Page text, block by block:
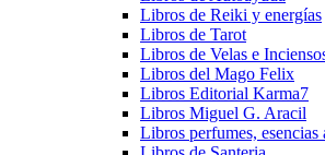
Libros de Reiki y energías
Libros de Tarot
Libros de Velas e
Libros del Mago Felix
Libros Editorial Karma7
Libros Miguel G. Aracil
Libros perfumes, esencias